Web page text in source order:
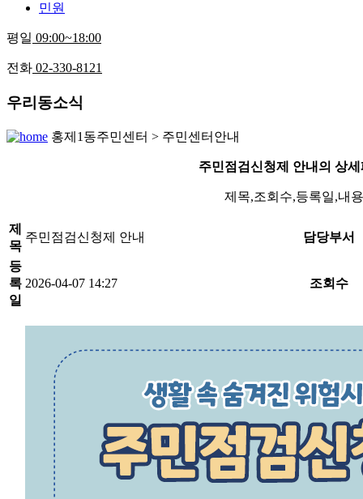
민원
평일 09:00~18:00
전화 02-330-8121
우리동소식
홍제1동주민센터 > 주민센터안내
주민점검신청제 안내의 상
제목,조회수,등록일,내
제
목
주민점검신청제 안내 담당부서
등
록
일
2026-04-07 14:27 조회수